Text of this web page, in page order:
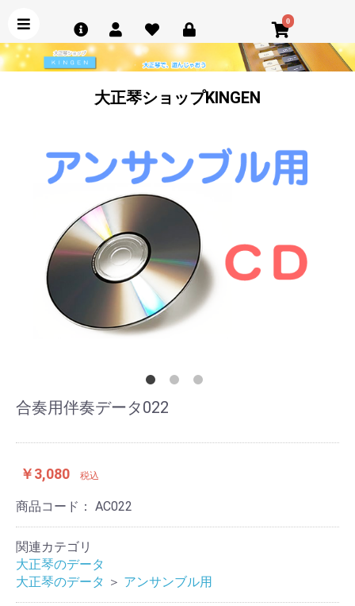
0
大正琴ショップKINGEN
合奏用伴奏データ022
￥3,080 税込
商品コード： AC022
関連カテゴリ
大正琴のデータ
大正琴のデータ ＞ アンサンブル用